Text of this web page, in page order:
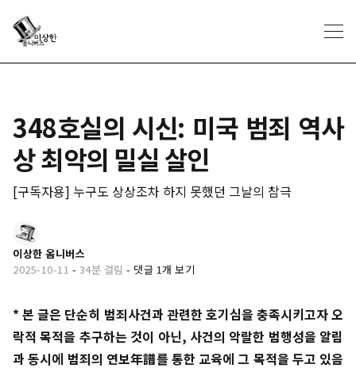
348호실의 시신: 미국 범죄 역사
상 최악의 밀실 살인
[구독자용] 누구도 상상조차 하지 못했던 그날의 참극
이상한 옴니버스
2025-10-11 - 34분 걸림 - 댓글 1개 보기
* 본 글은 단순히 범죄사건과 관련한 호기심을 충족시키고자 오
락적 목적을 추구하는 것이 아닌, 사건의 악랄한 범행성을 알림
과 동시에 범죄의 연보年譜를 통한 교육에 그 목적을 두고 있음